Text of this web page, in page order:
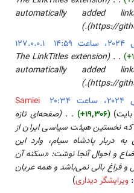
automatically added
(https://
127.0.0.1
The LinkTitles extension
automatically added
(https://
Samiei
+۱۹٬۳۰۶
صفحه‌ای تازه
هنگامی که نخستین هیئت سیاسی ایران از
دربار پادشاه سیام، وارد این
و احوال آنجا نوشت: «سکنه آن
و فراغ بالی نمی‌باشد و همه عریان
:ویرایشگر دیداری